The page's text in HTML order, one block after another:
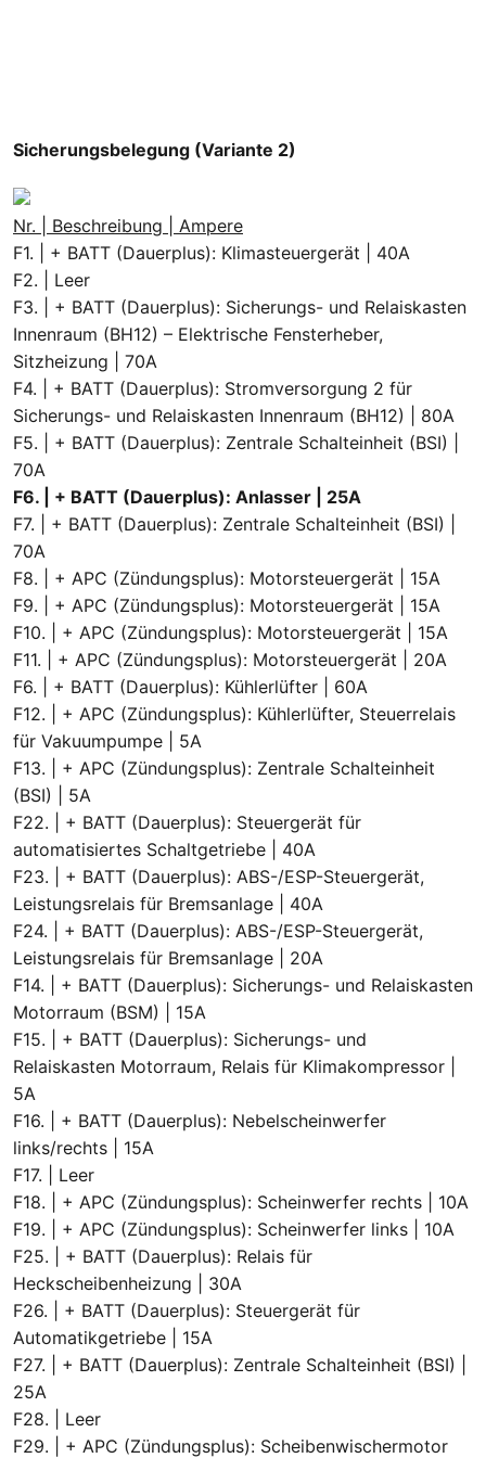
Sicherungsbelegung (Variante 2)
Nr. | Beschreibung | Ampere
F1. | + BATT (Dauerplus): Klimasteuergerät | 40A
F2. | Leer
F3. | + BATT (Dauerplus): Sicherungs- und Relaiskasten
Innenraum (BH12) – Elektrische Fensterheber,
Sitzheizung | 70A
F4. | + BATT (Dauerplus): Stromversorgung 2 für
Sicherungs- und Relaiskasten Innenraum (BH12) | 80A
F5. | + BATT (Dauerplus): Zentrale Schalteinheit (BSI) |
70A
F6. | + BATT (Dauerplus): Anlasser | 25A
F7. | + BATT (Dauerplus): Zentrale Schalteinheit (BSI) |
70A
F8. | + APC (Zündungsplus): Motorsteuergerät | 15A
F9. | + APC (Zündungsplus): Motorsteuergerät | 15A
F10. | + APC (Zündungsplus): Motorsteuergerät | 15A
F11. | + APC (Zündungsplus): Motorsteuergerät | 20A
F6. | + BATT (Dauerplus): Kühlerlüfter | 60A
F12. | + APC (Zündungsplus): Kühlerlüfter, Steuerrelais
für Vakuumpumpe | 5A
F13. | + APC (Zündungsplus): Zentrale Schalteinheit
(BSI) | 5A
F22. | + BATT (Dauerplus): Steuergerät für
automatisiertes Schaltgetriebe | 40A
F23. | + BATT (Dauerplus): ABS-/ESP-Steuergerät,
Leistungsrelais für Bremsanlage | 40A
F24. | + BATT (Dauerplus): ABS-/ESP-Steuergerät,
Leistungsrelais für Bremsanlage | 20A
F14. | + BATT (Dauerplus): Sicherungs- und Relaiskasten
Motorraum (BSM) | 15A
F15. | + BATT (Dauerplus): Sicherungs- und
Relaiskasten Motorraum, Relais für Klimakompressor |
5A
F16. | + BATT (Dauerplus): Nebelscheinwerfer
links/rechts | 15A
F17. | Leer
F18. | + APC (Zündungsplus): Scheinwerfer rechts | 10A
F19. | + APC (Zündungsplus): Scheinwerfer links | 10A
F25. | + BATT (Dauerplus): Relais für
Heckscheibenheizung | 30A
F26. | + BATT (Dauerplus): Steuergerät für
Automatikgetriebe | 15A
F27. | + BATT (Dauerplus): Zentrale Schalteinheit (BSI) |
25A
F28. | Leer
F29. | + APC (Zündungsplus): Scheibenwischermotor